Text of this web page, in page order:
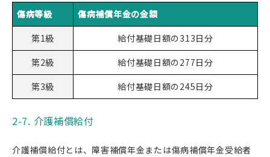
傷病等級
傷病補償年金の金額
第1級
給付基礎日額の313日分
第2級
給付基礎日額の277日分
第3級
給付基礎日額の245日分
2-7. 介護補償給付
介護補償給付とは、障害補償年金または傷病補償年金受給者